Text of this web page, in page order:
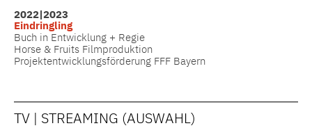
2022|2023
Eindringling
Buch in Entwicklung + Regie
Horse & Fruits Filmproduktion
Projektentwicklungsförderung FFF Bayern
TV | STREAMING (AUSWAHL)